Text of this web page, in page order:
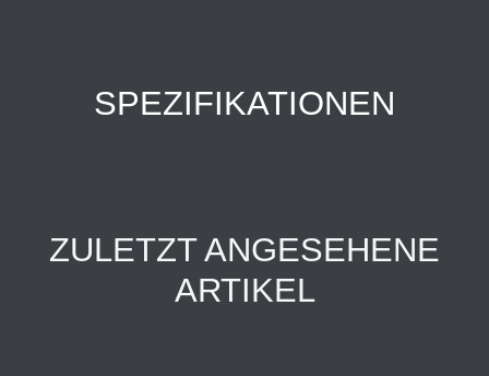
SPEZIFIKATIONEN
ZULETZT ANGESEHENE
ARTIKEL